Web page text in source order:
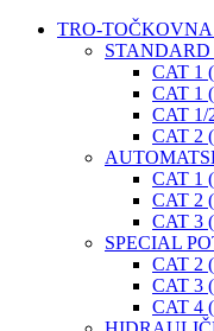
TRO-
STANDARD
CAT 1
CAT 1
CAT 1/
CAT 2
CAT 1
CAT 2
CAT 3
SPECIAL
CAT 2
CAT 3
CAT 4